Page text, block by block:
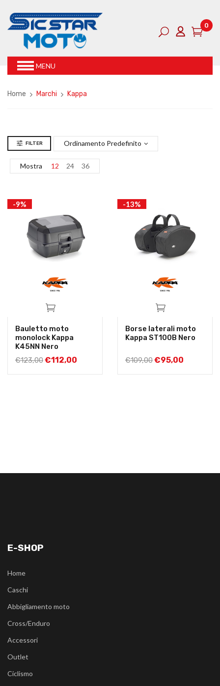
0
MENU
Home Marchi Kappa
FILTER Ordinamento Predefinito
Mostra 12 24 36
-9%
Bauletto moto
monolock Kappa
K45NN Nero
€123,00€112,00
-13%
Borse laterali moto
Kappa ST100B Nero
€109,00€95,00
E-SHOP
Home
Caschi
Abbigliamento moto
Cross/Enduro
Accessori
Outlet
Ciclismo